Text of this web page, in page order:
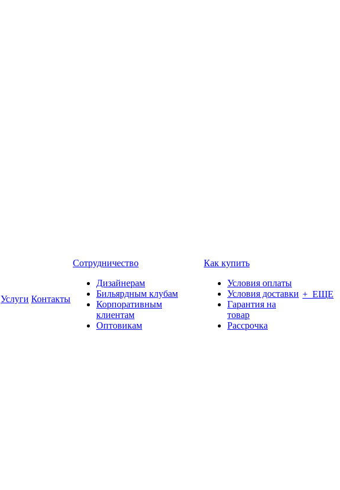
Услуги Контакты
Сотрудничество
Дизайнерам
Бильярдным клубам
Корпоративным
клиентам
Оптовикам
Как купить
Условия оплаты
Условия доставки
Гарантия на
товар
Рассрочка
+ ЕЩЕ